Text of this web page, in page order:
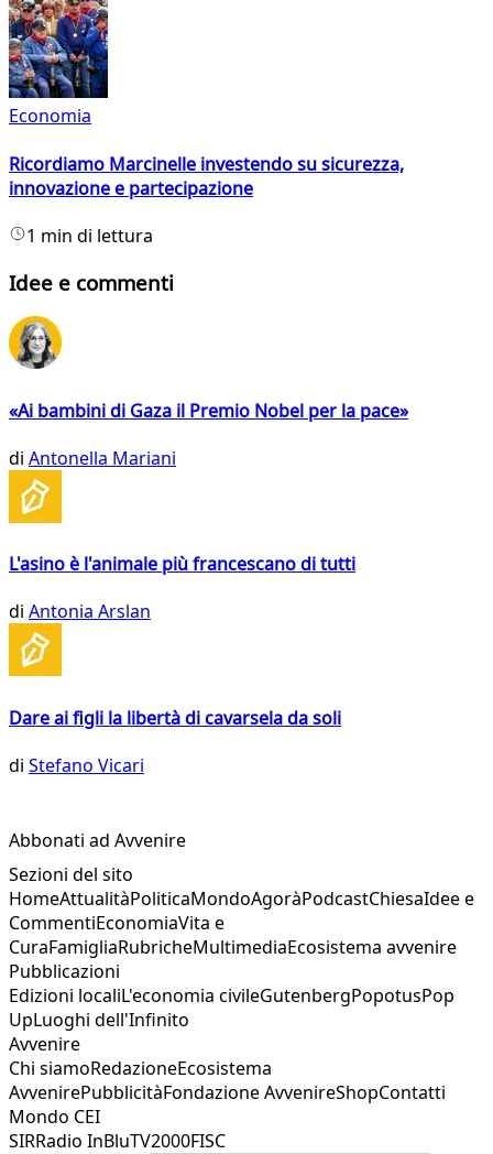
Economia
Ricordiamo Marcinelle investendo su sicurezza,
innovazione e partecipazione
1 min di lettura
Idee e commenti
«Ai bambini di Gaza il Premio Nobel per la pace»
di Antonella Mariani
L'asino è l'animale più francescano di tutti
di Antonia Arslan
Dare ai figli la libertà di cavarsela da soli
di Stefano Vicari
Abbonati ad Avvenire
Sezioni del sito
HomeAttualitàPoliticaMondoAgoràPodcastChiesaIdee e
CommentiEconomiaVita e
CuraFamigliaRubricheMultimediaEcosistema avvenire
Pubblicazioni
Edizioni localiL'economia civileGutenbergPopotusPop
UpLuoghi dell'Infinito
Avvenire
Chi siamoRedazioneEcosistema
AvvenirePubblicitàFondazione AvvenireShopContatti
Mondo CEI
SIRRadio InBluTV2000FISC